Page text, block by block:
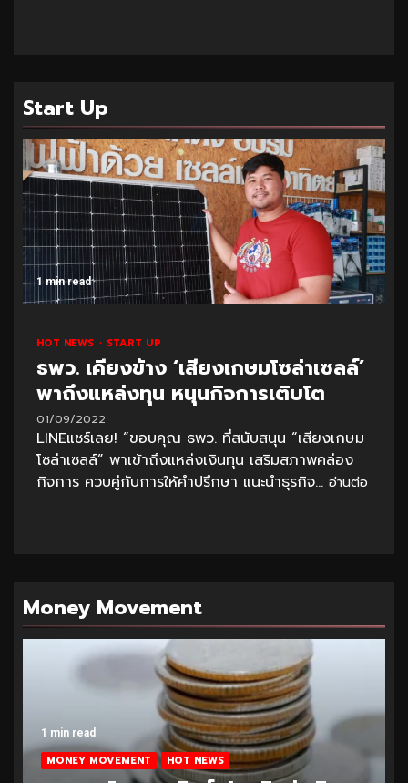
Start Up
1 min read
HOT NEWS START UP
ธพว. เคียงข้าง ‘เสียงเกษมโซล่าเซลล์’
พาถึงแหล่งทุน หนุนกิจการเติบโต
01/09/2022
LINEแชร์เลย! “ขอบคุณ ธพว. ที่สนับสนุน “เสียงเกษม
โซล่าเซลล์” พาเข้าถึงแหล่งเงินทุน เสริมสภาพคล่อง
กิจการ ควบคู่กับการให้คำปรึกษา แนะนำธุรกิจ... อ่านต่อ
Money Movement
1 min read
MONEY MOVEMENT HOT NEWS